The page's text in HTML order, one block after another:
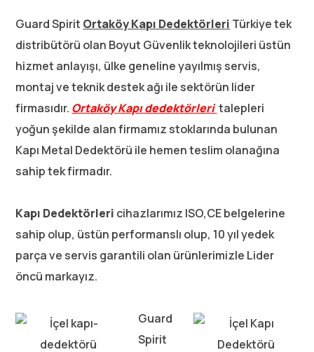
Guard Spirit Ortaköy Kapı Dedektörleri Türkiye tek
distribütörü olan Boyut Güvenlik teknolojileri üstün
hizmet anlayışı, ülke geneline yayılmış servis,
montaj ve teknik destek ağı ile sektörün lider
firmasıdır. OrtaköyKapı dedektörleritalepleri
yoğun şekilde alan firmamız stoklarında bulunan
Kapı Metal Dedektörü ile hemen teslim olanağına
sahip tek firmadır.
Kapı Dedektörleri cihazlarımız ISO,CE belgelerine
sahip olup, üstün performanslı olup, 10 yıl yedek
parça ve servis garantili olan ürünlerimizle Lider
öncü markayız.
Guard
Spirit